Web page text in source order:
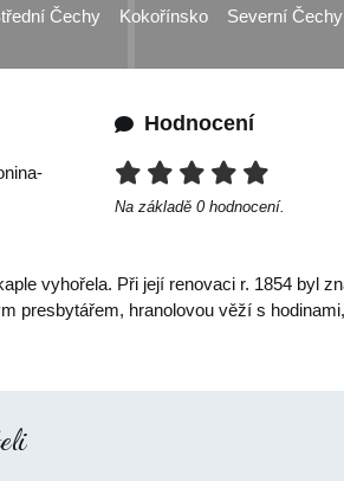
Hodnocení
Na základě 0 hodnocení.
vyhořela. Při její renovaci r. 1854 byl
presbytářem, hranolovou věží s
Čechy
Kokořínsko Severní Čechy